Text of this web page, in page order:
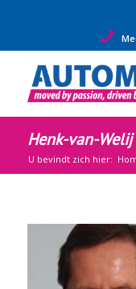
Henk-van-Welij
U bevindt zich hier: